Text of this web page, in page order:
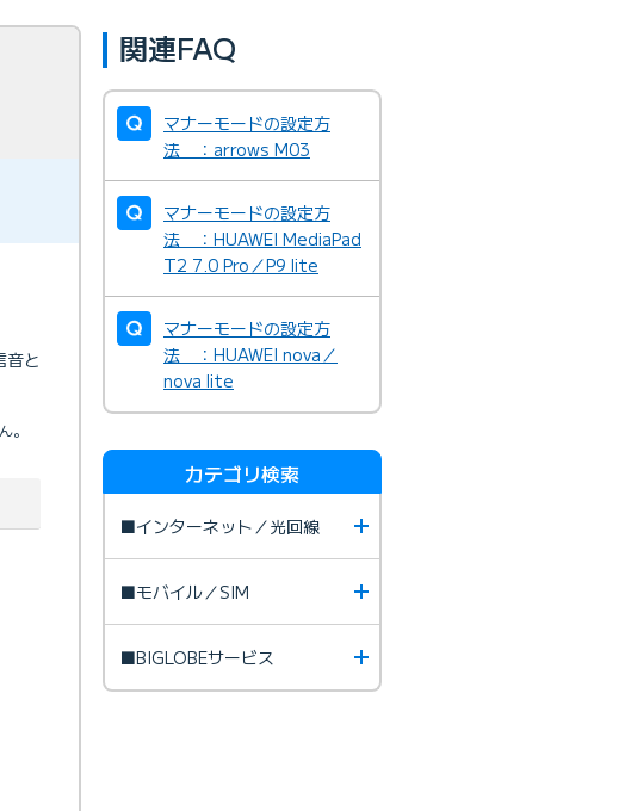
音と
。
関連FAQ
マナーモードの設定方
法 ：arrows M03
マナーモードの設定方
法 ：HUAWEI MediaPad
T2 7.0 Pro／P9 lite
マナーモードの設定方
法 ：HUAWEI nova／
nova lite
カテゴリ検索
■インターネット／光回線
■モバイル／SIM
■BIGLOBEサービス